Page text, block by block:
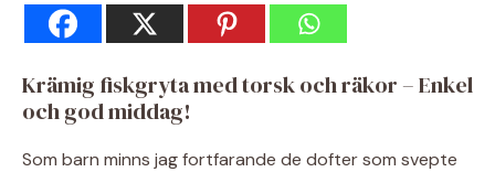
Krämig fiskgryta med torsk och räkor – Enkel
och god middag!
Som barn minns jag fortfarande de dofter som svepte